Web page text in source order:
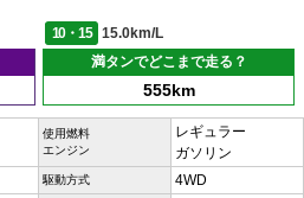
10・15
15.0km/L
満タンでどこまで走る？
555km
使用燃料
エンジン
レギュラー
ガソリン
駆動方式 4WD